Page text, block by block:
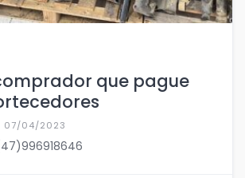
que pague
07/04/2023